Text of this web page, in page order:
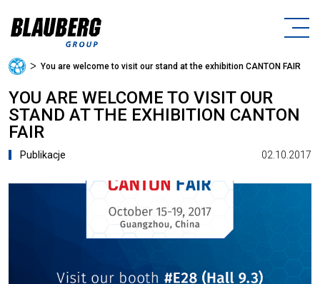
ᐳ You are welcome to visit our stand at the exhibition CANTON FAIR
YOU ARE WELCOME TO VISIT OUR
STAND AT THE EXHIBITION CANTON
FAIR
Publikacje 02.10.2017